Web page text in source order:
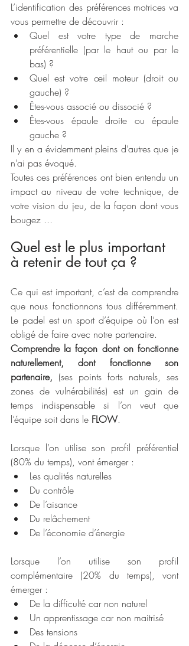
L’identification des préférences motrices va
vous permettre de découvrir :
Quel est votre type de marche
préférentielle (par le haut ou par le
bas) ?
Quel est votre œil moteur (droit ou
gauche) ?
Êtes-vous associé ou dissocié ?
Êtes-vous épaule droite ou épaule
gauche ?
Il y en a évidemment pleins d’autres que je
n’ai pas évoqué.
Toutes ces préférences ont bien entendu un
impact au niveau de votre technique, de
votre vision du jeu, de la façon dont vous
bougez ...
Quel est le plus important
à retenir de tout ça ?
Ce qui est important, c’est de comprendre
que nous fonctionnons tous différemment.
Le padel est un sport d’équipe où l’on est
obligé de faire avec notre partenaire.
Comprendre la façon dont on fonctionne
naturellement, dont fonctionne son
partenaire, (ses points forts naturels, ses
zones de vulnérabilités) est un gain de
temps indispensable si l’on veut que
l’équipe soit dans le FLOW.
Lorsque l’on utilise son profil préférentiel
(80% du temps), vont émerger :
Les qualités naturelles
Du contrôle
De l’aisance
Du relâchement
De l’économie d’énergie
Lorsque l’on utilise son profil
complémentaire (20% du temps), vont
émerger :
De la difficulté car non naturel
Un apprentissage car non maitrisé
Des tensions